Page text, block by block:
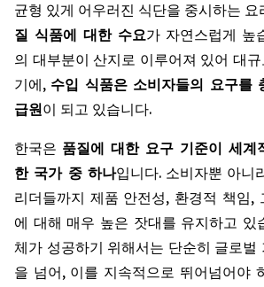
균형 있게 어우러진 식단을 중시하는 요
질 식품에 대한 수요가 자연스럽게 높
의 대부분이 산지로 이루어져 있어 대
기에, 수입 식품은 소비자들의 요구를
급원이 되고 있습니다.
한국은 품질에 대한 요구 기준이 세계
한 국가 중 하나입니다. 소비자뿐 아니
리더들까지 제품 안전성, 환경적 책임,
에 대해 매우 높은 잣대를 유지하고 있
체가 성공하기 위해서는 단순히 글로벌
을 넘어, 이를 지속적으로 뛰어넘어야